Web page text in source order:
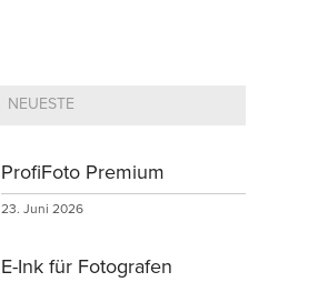
NEUESTE
ProfiFoto Premium
23. Juni 2026
E-Ink für Fotografen